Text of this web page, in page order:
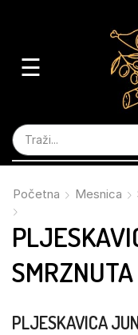
☰
Početna Mesnica
SMRZNUTA
PLJESKAVICA